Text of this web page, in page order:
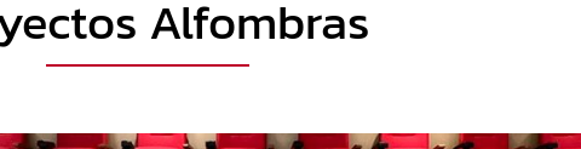
Alfombras